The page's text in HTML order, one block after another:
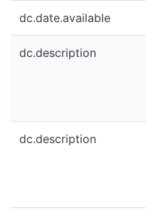
dc.date.available
dc.description
dc.description